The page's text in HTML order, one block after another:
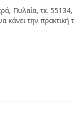
Πυλαία, τκ.
κάνει την πρακτική